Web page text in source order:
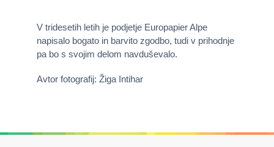
V tridesetih letih je podjetje Europapier Alpe
napisalo bogato in barvito zgodbo, tudi v prihodnje
pa bo s svojim delom navduševalo.
Avtor fotografij: Žiga Intihar